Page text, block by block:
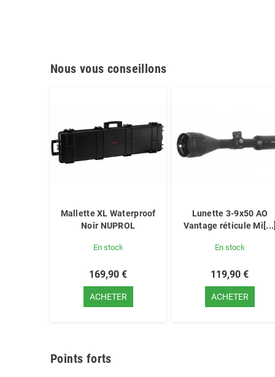
Nous vous conseillons
Mallette XL Waterproof
Noir NUPROL
En stock
169,90 €
ACHETER
Lunette 3-9x50 AO
Vantage réticule Mi[...]
En stock
119,90 €
ACHETER
Points forts